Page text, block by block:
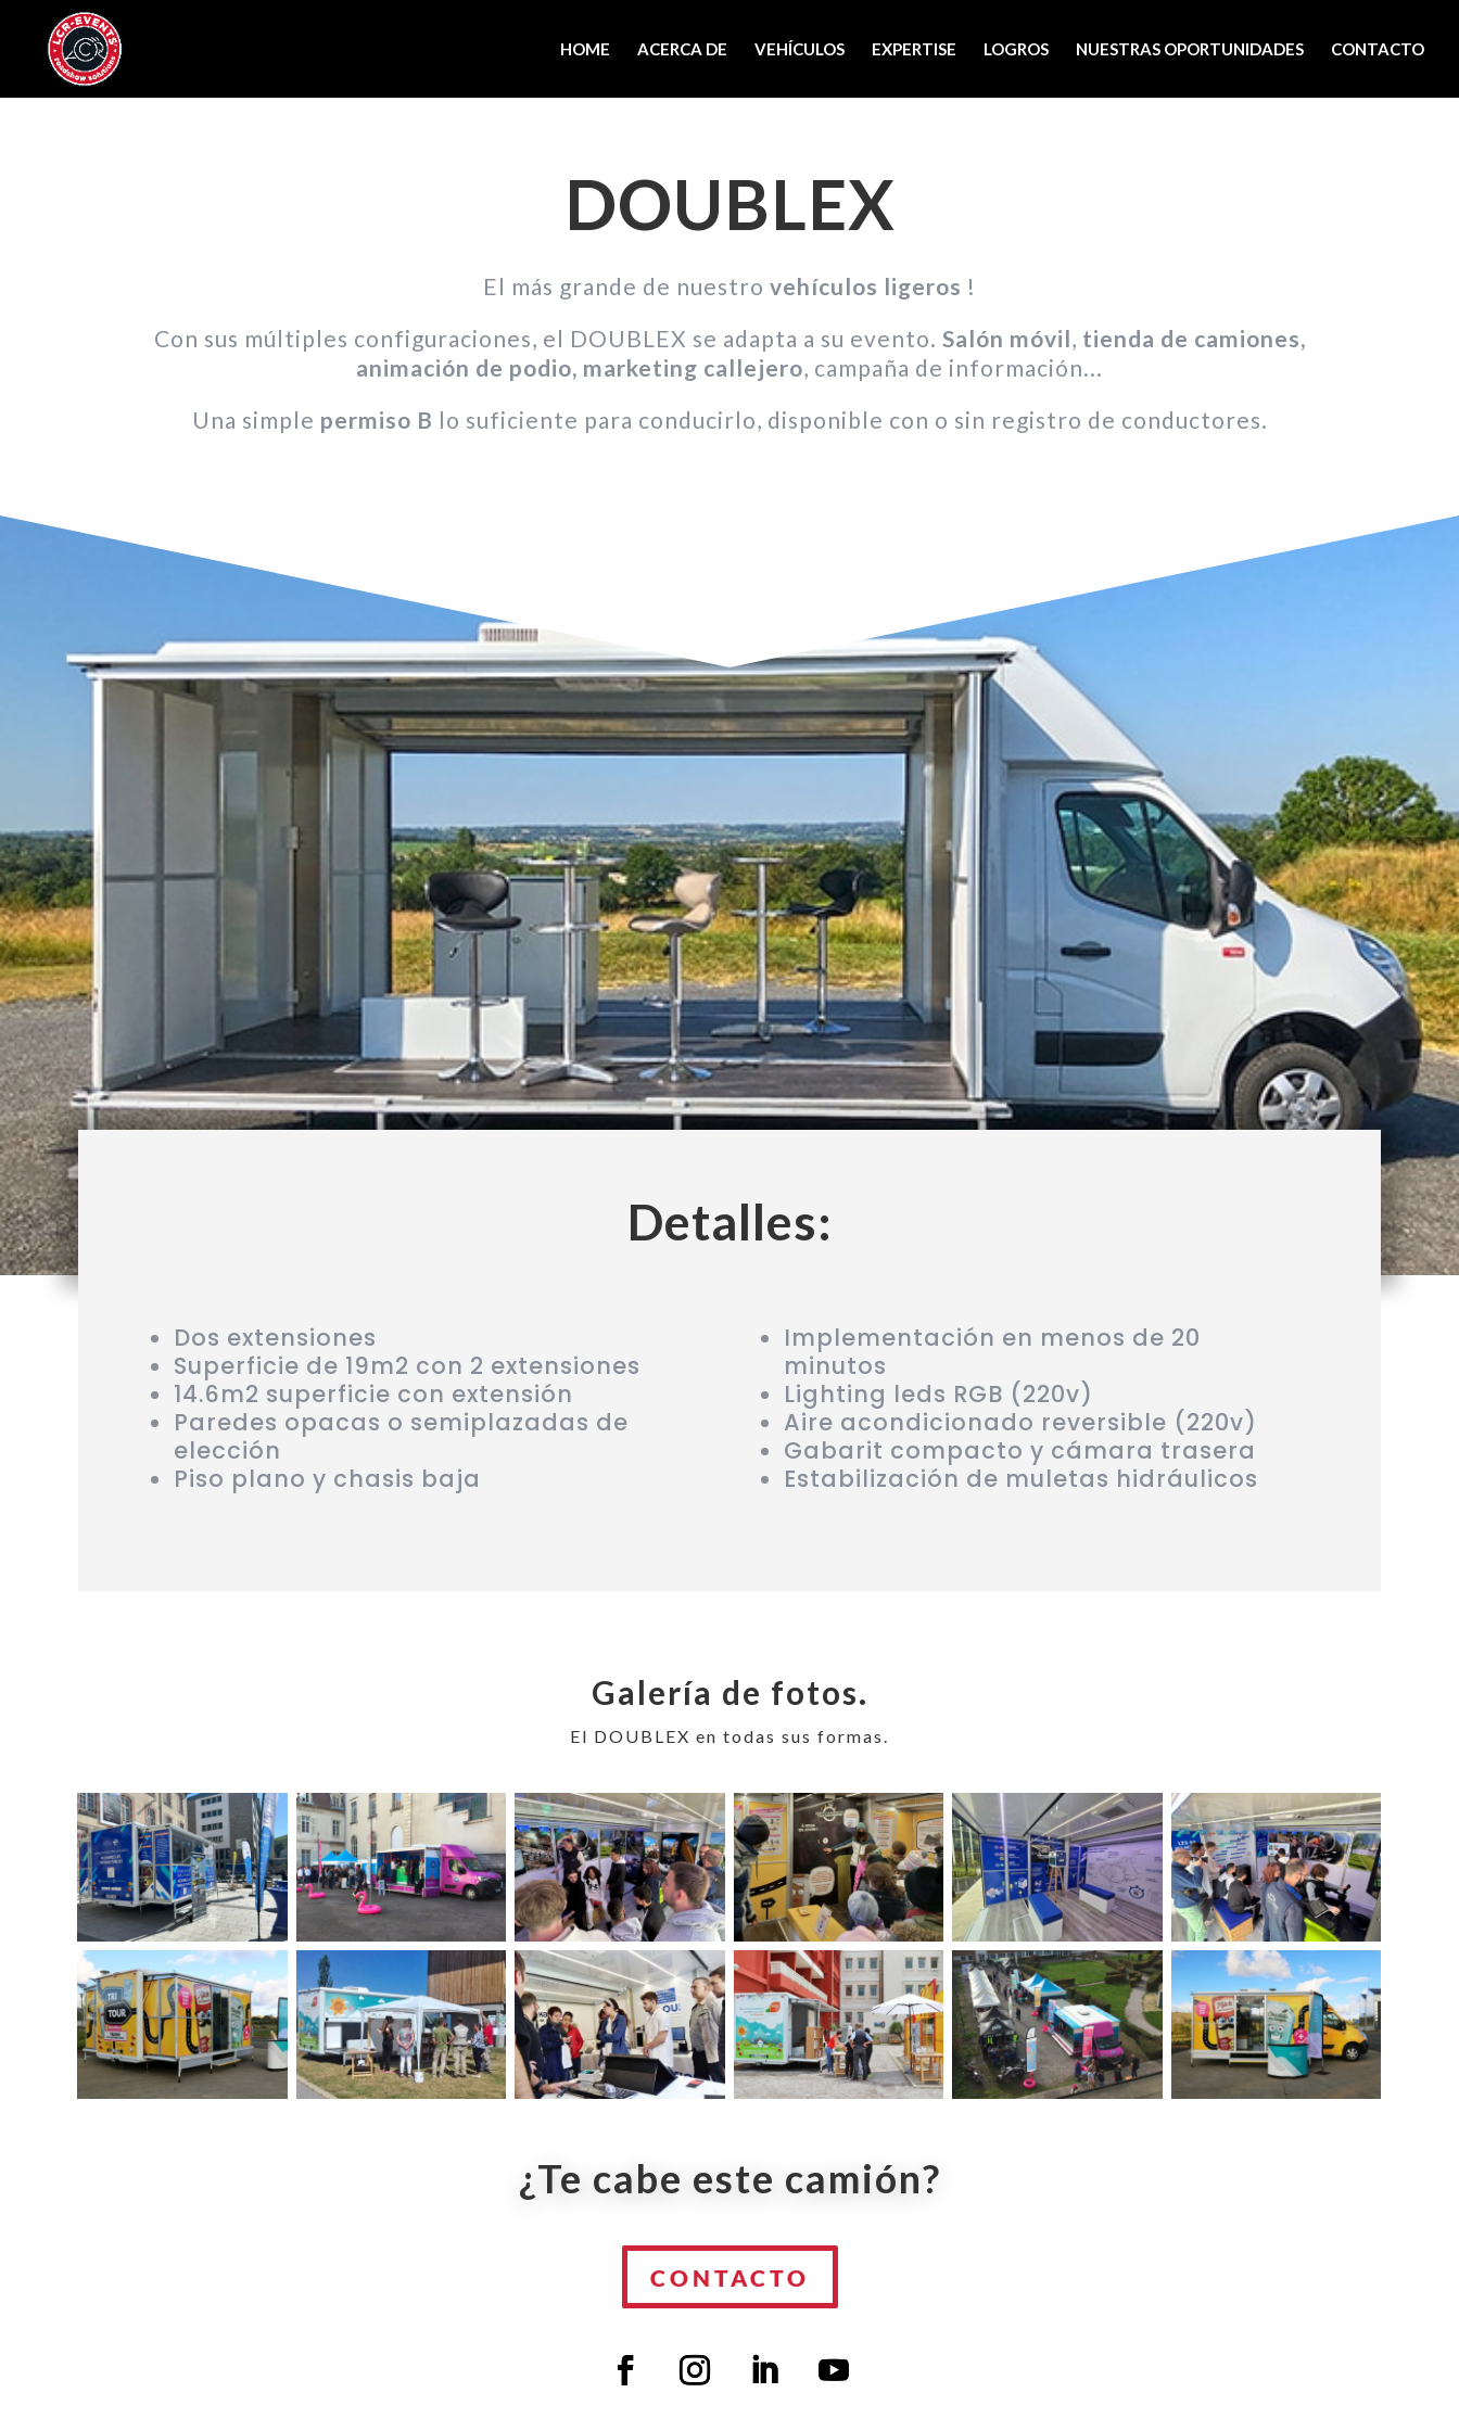
HOME ACERCA DE VEHÍCULOS EXPERTISE LOGROS NUESTRAS OPORTUNIDADES CONTACTO
DOUBLEX
El más grande de nuestro vehículos ligeros !
Con sus múltiples configuraciones, el DOUBLEX se adapta a su evento. Salón móvil, tienda de camiones,
animación de podio, marketing callejero, campaña de información...
Una simple permiso B lo suficiente para conducirlo, disponible con o sin registro de conductores.
Detalles:
Dos extensiones
Superficie de 19m2 con 2 extensiones
14.6m2 superficie con extensión
Paredes opacas o semiplazadas de
elección
Piso plano y chasis baja
Implementación en menos de 20
minutos
Lighting leds RGB (220v)
Aire acondicionado reversible (220v)
Gabarit compacto y cámara trasera
Estabilización de muletas hidráulicos
Galería de fotos.
El DOUBLEX en todas sus formas.
¿Te cabe este camión?
CONTACTO